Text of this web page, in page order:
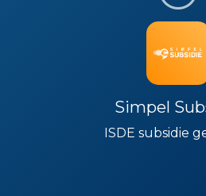
Simpel
ISDE subsidie